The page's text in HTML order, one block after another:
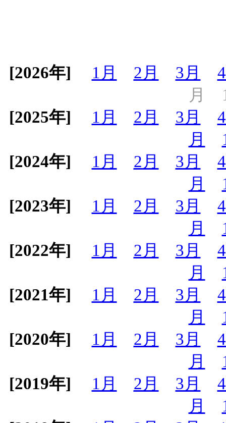
[2026年] 1月 2月 3月
月
[2025年]
1月 2月 3月
月
[2024年]
1月 2月 3月
月
[2023年]
1月 2月 3月
月
[2022年]
1月 2月 3月
月
[2021年]
1月 2月 3月
月
[2020年]
1月 2月 3月
月
[2019年]
1月 2月 3月
月